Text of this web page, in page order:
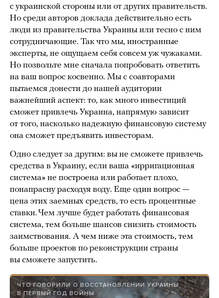
с украинской стороны или от других правительств.
Но среди авторов доклада действительно есть
люди из правительства Украины или тесно с ним
сотрудничающие. Так что мы, иностранные
эксперты, не ощущаем себя совсем уж чужаками.
Но позвольте мне сначала попробовать ответить
на ваш вопрос косвенно. Мы с соавторами
пытаемся донести до нашей аудитории
важнейший аспект: то, как много инвестиций
сможет привлечь Украина, напрямую зависит
от того, насколько надежную финансовую систему
она сможет предъявить инвесторам.
Одно следует за другим: вы не сможете привлечь
средства в Украину, если ваша «ирригационная
система» не построена или работает плохо,
понапрасну расходуя воду. Еще один вопрос —
цена этих заемных средств, то есть процентные
ставки. Чем лучше будет работать финансовая
система, тем больше шансов снизить стоимость
заимствования. А чем ниже эта стоимость, тем
больше проектов по реконструкции страны
вы сможете запустить.
ЧТО ГОВОРИЛИ О ВОССТАНОВЛЕНИИ УКРАИНЫ
В ПЕРВЫЙ ГОД ВОЙНЫ